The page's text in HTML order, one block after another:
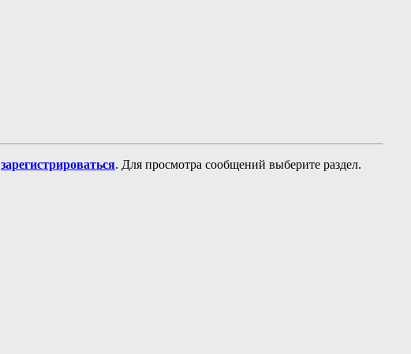
зарегистрироваться. Для просмотра сообщений выберите раздел.